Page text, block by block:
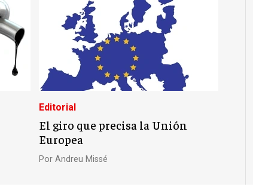
Editorial
El giro que precisa la Unión
Europea
Por Andreu Missé